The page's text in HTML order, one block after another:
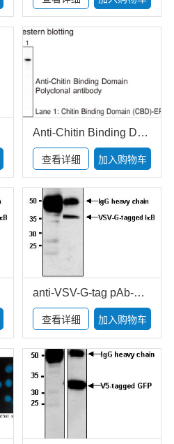
Anti-Chitin Binding Domain pAb
查看详细 加入购物车
anti-VSV-G-tag pAb-Agarose
查看详细 加入购物车